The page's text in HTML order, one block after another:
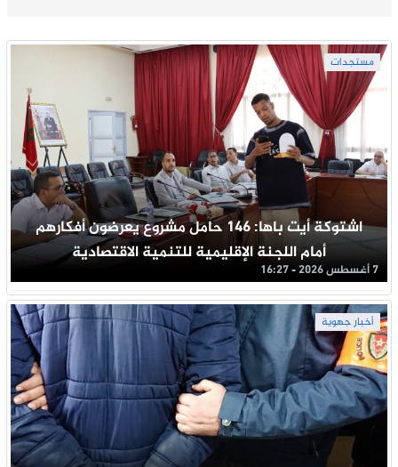
مستجدات
اشتوكة أيت باها: 146 حامل مشروع يعرضون أفكارهم
أمام اللجنة الإقليمية للتنمية الاقتصادية
7 أغسطس 2026 - 16:27
أخبار جهوية